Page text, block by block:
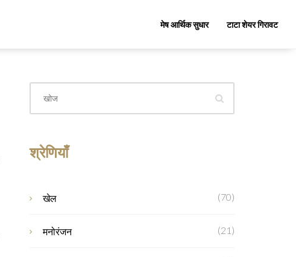
मेष आर्थिक सुधार टाटा शेयर गिरावट
श्रेणियाँ
खेल (70)
मनोरंजन (21)